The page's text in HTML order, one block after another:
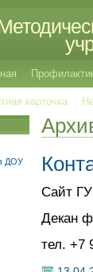
карточка
Сайт
Декан
тел. +7
ДОУ